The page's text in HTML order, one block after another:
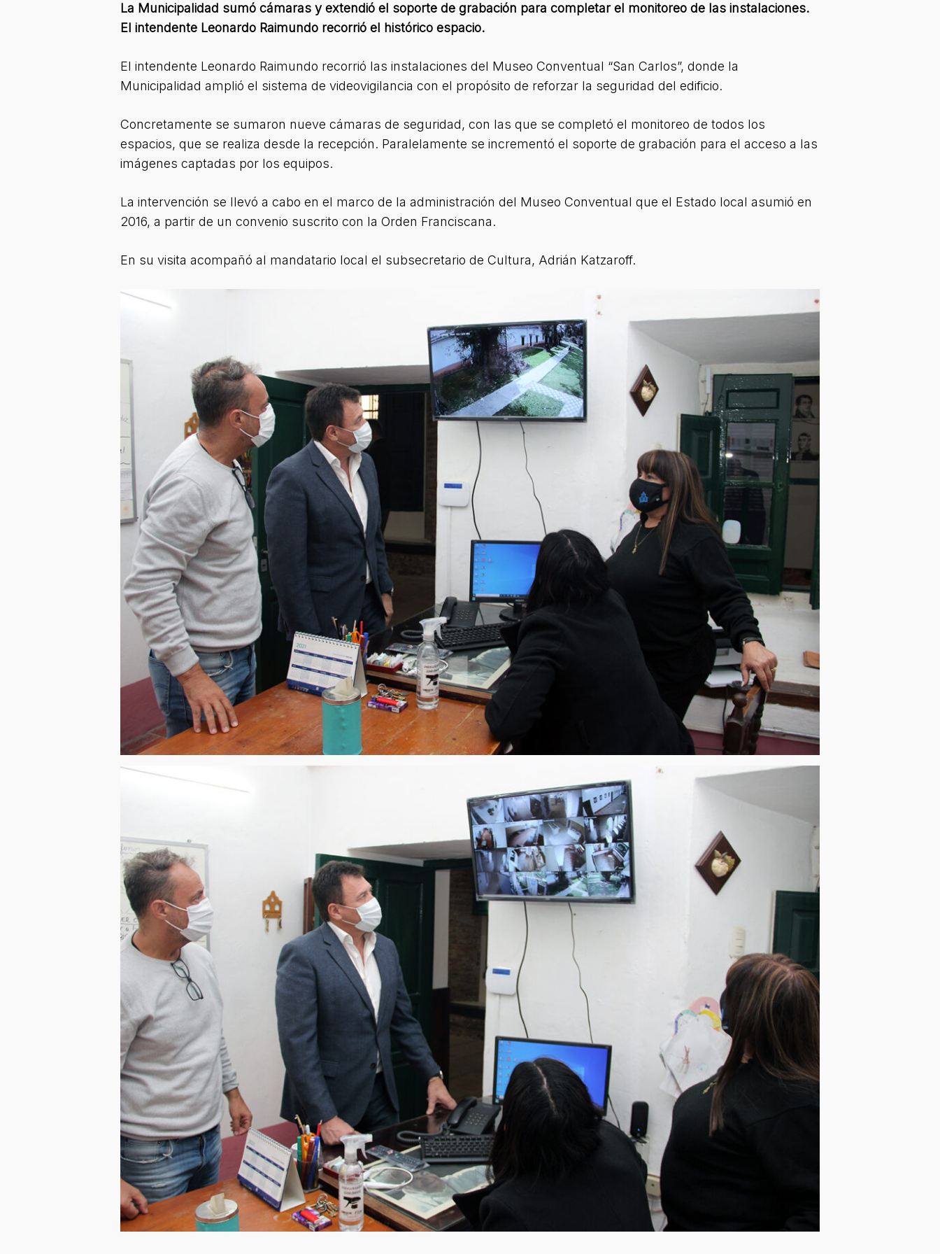
La Municipalidad sumó cámaras y extendió el soporte de grabación para completar el monitoreo de las instalaciones.
El intendente Leonardo Raimundo recorrió el histórico espacio.
El intendente Leonardo Raimundo recorrió las instalaciones del Museo Conventual “San Carlos”, donde la
Municipalidad amplió el sistema de videovigilancia con el propósito de reforzar la seguridad del edificio.
Concretamente se sumaron nueve cámaras de seguridad, con las que se completó el monitoreo de todos los
espacios, que se realiza desde la recepción. Paralelamente se incrementó el soporte de grabación para el acceso a las
imágenes captadas por los equipos.
La intervención se llevó a cabo en el marco de la administración del Museo Conventual que el Estado local asumió en
2016, a partir de un convenio suscrito con la Orden Franciscana.
En su visita acompañó al mandatario local el subsecretario de Cultura, Adrián Katzaroff.